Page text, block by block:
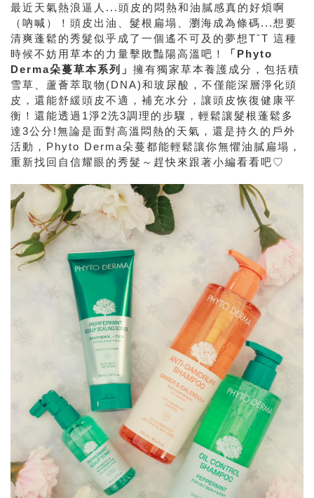
最近天氣熱浪逼人...頭皮的悶熱和油膩感真的好煩啊
（吶喊）！頭皮出油、髮根扁塌、瀏海成為條碼...想要
清爽蓬鬆的秀髮似乎成了一個遙不可及的夢想TˇT 這種
時候不妨用草本的力量擊敗豔陽高溫吧！
「Phyto
Derma朵蔓草本系列」 擁有獨家草本養護成分，包括積
雪草、蘆薈萃取物(DNA)和玻尿酸，不僅能深層淨化頭
皮，還能舒緩頭皮不適，補充水分，讓頭皮恢復健康平
衡！還能透過1淨2洗3調理的步驟，輕鬆讓髮根蓬鬆多
達3公分!無論是面對高溫悶熱的天氣，還是持久的戶外
活動，Phyto Derma朵蔓都能輕鬆讓你無懼油膩扁塌，
重新找回自信耀眼的秀髮～趕快來跟著小編看看吧♡